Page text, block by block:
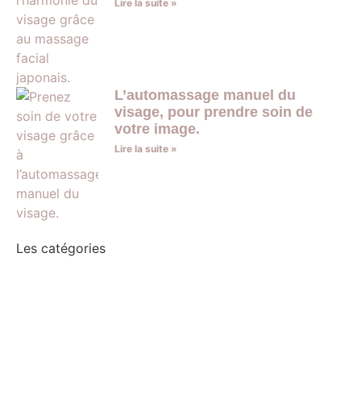
Lire la suite »
L’automassage manuel du
visage, pour prendre soin de
votre image.
Lire la suite »
Les catégories